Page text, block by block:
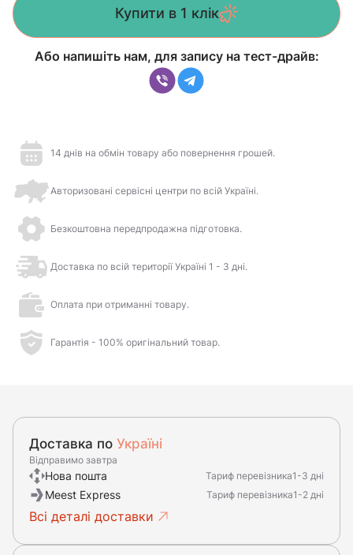
Купити в 1 клік
Або напишіть нам, для запису на тест-драйв:
14 днів на обмін товару або повернення грошей.
Авторизовані сервісні центри по всій Україні.
Безкоштовна передпродажна підготовка.
Доставка по всій території Україні 1 - 3 дні.
Оплата при отриманні товару.
Гарантія - 100% оригінальний товар.
Доставка по Україні
Відправимо завтра
Нова пошта Тариф перевізника1-3 дні
Meest Express Тариф перевізника1-2 дні
Всі деталі доставки